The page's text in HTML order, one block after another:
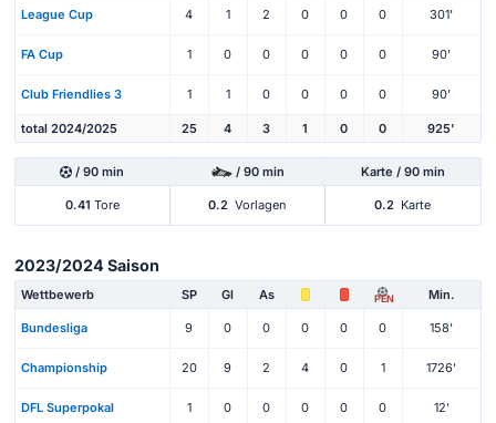
League Cup 4 1 2 0 0 0 301'
FA Cup 1 0 0 0 0 0 90'
Club Friendlies 3 1 1 0 0 0 0 90'
total 2024/2025 25 4 3 1 0 0 925'
/ 90 min / 90 min Karte / 90 min
0.41 Tore 0.2 Vorlagen 0.2 Karte
2023/2024 Saison
Wettbewerb SP Gl As PEN Min.
Bundesliga 9 0 0 0 0 0 158'
Championship 20 9 2 4 0 1 1726'
DFL Superpokal 1 0 0 0 0 0 12'